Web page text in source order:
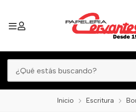
Inicio Escritura